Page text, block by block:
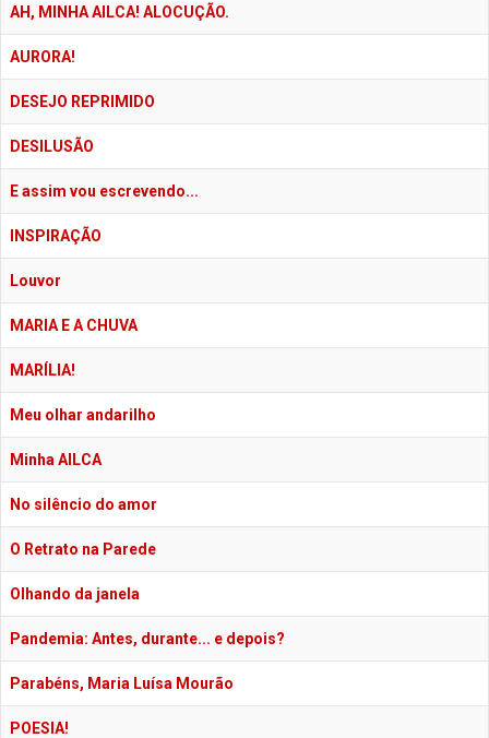
AH, MINHA AILCA! ALOCUÇÃO.
AURORA!
DESEJO REPRIMIDO
DESILUSÃO
E assim vou escrevendo...
INSPIRAÇÃO
Louvor
MARIA E A CHUVA
MARÍLIA!
Meu olhar andarilho
Minha AILCA
No silêncio do amor
O Retrato na Parede
Olhando da janela
Pandemia: Antes, durante... e depois?
Parabéns, Maria Luísa Mourão
POESIA!